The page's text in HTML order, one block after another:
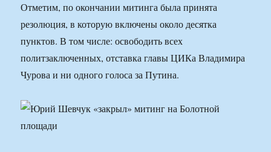
Отметим, по окончании митинга была принята
резолюция, в которую включены около десятка
пунктов. В том числе: освободить всех
политзаключенных, отставка главы ЦИКа Владимира
Чурова и ни одного голоса за Путина.